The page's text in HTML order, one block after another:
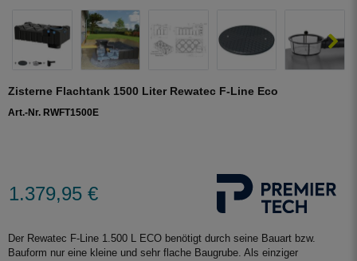
Zisterne Flachtank 1500 Liter Rewatec F-Line Eco
Art.-Nr. RWFT1500E
1.379,95 €
Der Rewatec F-Line 1.500 L ECO benötigt durch seine Bauart bzw.
Bauform nur eine kleine und sehr flache Baugrube. Als einziger